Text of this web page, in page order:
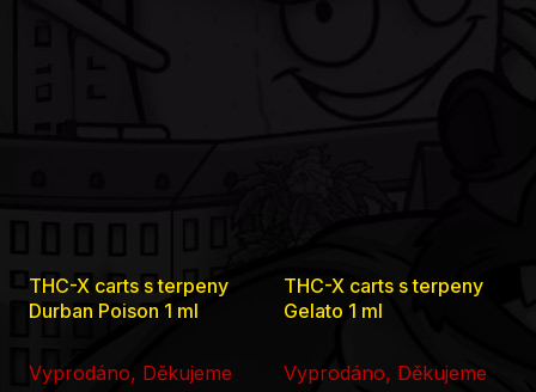
THC-X carts s terpeny
Durban Poison 1 ml
Vyprodáno, Děkujeme
THC-X carts s terpeny
Gelato 1 ml
Vyprodáno, Děkujeme